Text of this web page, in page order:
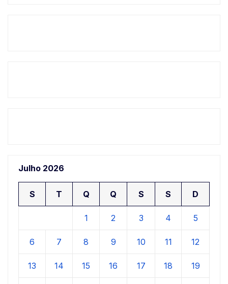
Julho 2026
S T Q Q S S D
1 2 3 4 5
6 7 8 9 10 11 12
13 14 15 16 17 18 19